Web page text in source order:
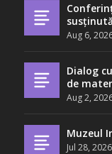
Aug 6,
Dialog
de
Aug 2,
Muzeul
Jul 28, 2026